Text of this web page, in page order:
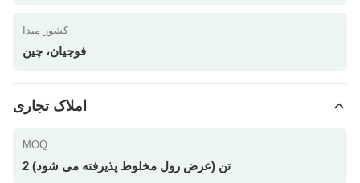
کشور مبدا
فوجیان، چین
املاک تجاری
MOQ
2 تن (عرض رول مخلوط پذیرفته می شود)